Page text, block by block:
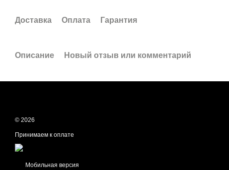
Доставка Оплата Гарантия
Описание Новый отзыв или комментарий
© 2026
Принимаем к оплате
Мобильная версия